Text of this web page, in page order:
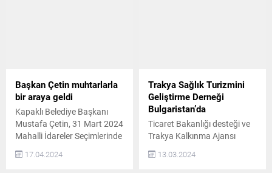
Başkan Çetin muhtarlarla
bir araya geldi
Kapaklı Belediye Başkanı
Mustafa Çetin, 31 Mart 2024
Mahalli İdareler Seçimlerinde
Kapaklı’da seçimi kazanan
mahalle muhtarlarıyla bir
17.04.2024
Trakya Sağlık Turizmini
Geliştirme Derneği
Bulgaristan’da
Ticaret Bakanlığı desteği ve
Trakya Kalkınma Ajansı
koordinasyonunda Trakya
Sağlık Turizmini Geliştirme
13.03.2024